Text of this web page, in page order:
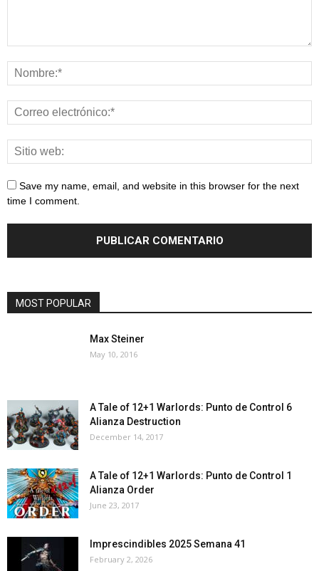
Save my name, email, and website in this browser for the next
time I comment.
MOST POPULAR
Max Steiner
May 10, 2016
A Tale of 12+1 Warlords: Punto de Control 6
Alianza Destruction
December 14, 2017
A Tale of 12+1 Warlords: Punto de Control 1
Alianza Order
June 23, 2017
Imprescindibles 2025 Semana 41
February 2, 2026